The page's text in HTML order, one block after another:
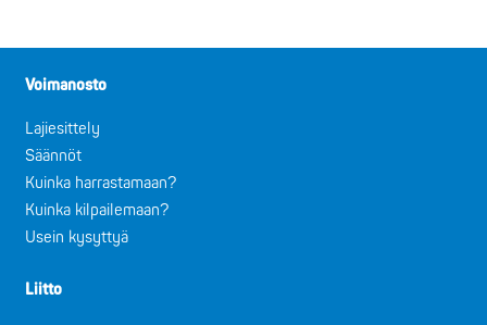
Voimanosto
Lajiesittely
Säännöt
Kuinka harrastamaan?
Kuinka kilpailemaan?
Usein kysyttyä
Liitto